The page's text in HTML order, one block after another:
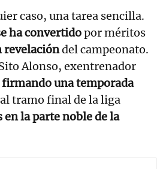
caso, una tarea sencilla.
ha convertidopor méritos
revelacióndel campeonato.
Alonso, exentrenador
firmando una temporada
tramo final de la liga
en la parte noble de la